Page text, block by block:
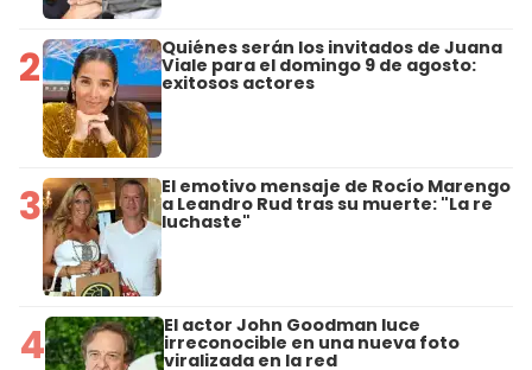
2 Quiénes serán los invitados de Juana
Viale para el domingo 9 de agosto:
exitosos actores
3 El emotivo mensaje de Rocío Marengo
a Leandro Rud tras su muerte: "La re
luchaste"
4 El actor John Goodman luce
irreconocible en una nueva foto
viralizada en la red